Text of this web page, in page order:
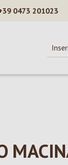
0473 201023